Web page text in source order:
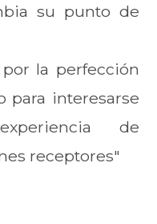
su punto de
la perfección
para interesarse
de
receptores"